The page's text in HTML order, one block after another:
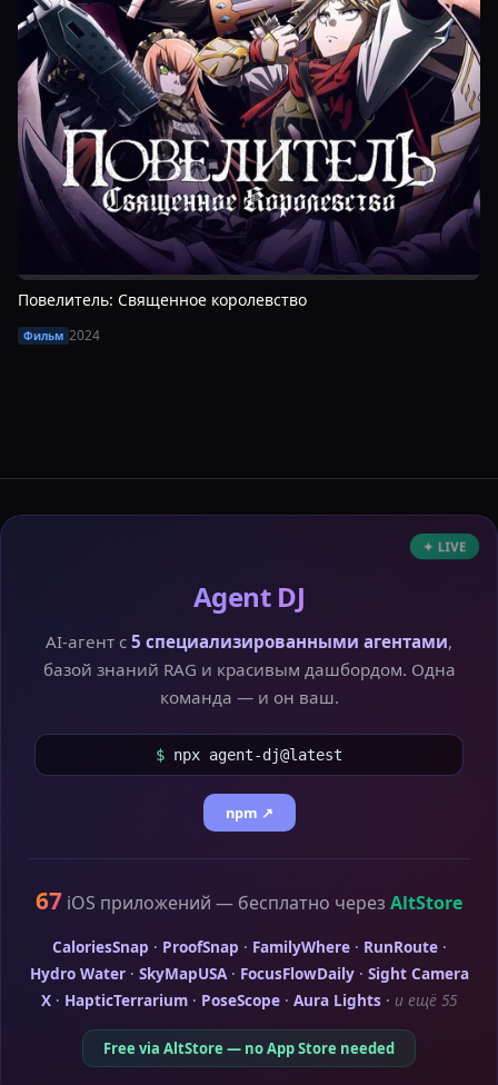
Повелитель: Священное королевство
Фильм 2024
✦ LIVE
Agent DJ
AI-агент с 5 специализированными агентами,
базой знаний RAG и красивым дашбордом. Одна
команда — и он ваш.
$ npx agent-dj@latest
npm ↗
67 iOS приложений — бесплатно через AltStore
CaloriesSnap · ProofSnap · FamilyWhere· RunRoute·
Hydro Water· SkyMapUSA· FocusFlowDaily· Sight Camera
X · HapticTerrarium · PoseScope · Aura Lights · и ещё 55
Free via AltStore — no App Store needed